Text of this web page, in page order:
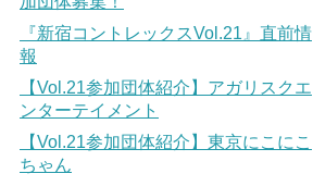
『新宿コントレックスVol.21』直前情
報
【Vol.21参加団体紹介】アガリスクエ
ンターテイメント
【Vol.21参加団体紹介】東京にこにこ
ちゃん